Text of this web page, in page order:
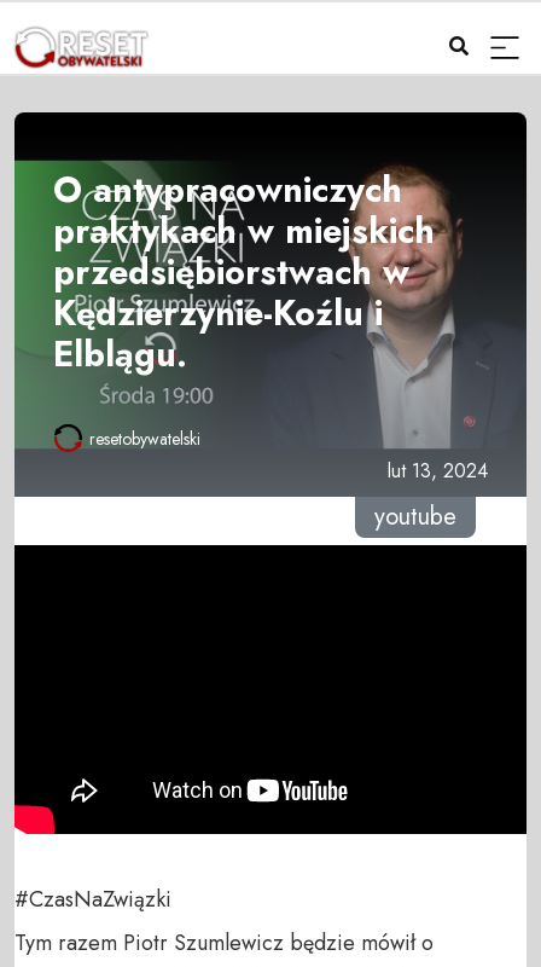
O antypracowniczych
praktykach w miejskich
przedsiębiorstwach w
Kędzierzynie-Koźlu i
Elblągu.
resetobywatelski
lut 13, 2024
youtube
#CzasNaZwiązki
Tym razem Piotr Szumlewicz będzie mówił o